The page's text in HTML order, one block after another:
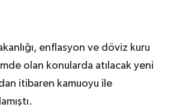
enflasyon ve döviz kuru
olan konularda atılacak yeni
itibaren kamuoyu ile